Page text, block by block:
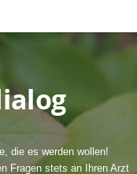
die es werden wollen!
Fragen stets an Ihren Arzt